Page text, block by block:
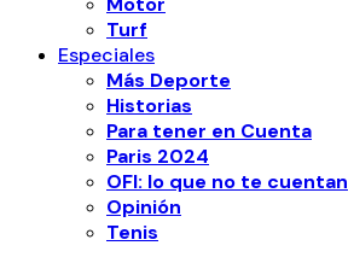
Turf
Especiales
Más Deporte
Historias
Para tener en Cuenta
Paris 2024
OFI: lo que no te cuentan
Opinión
Tenis